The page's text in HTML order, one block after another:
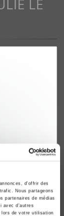
d'offrir des
Nous partageons
partenaires de médias
avec d'autres
de votre utilisation
LE